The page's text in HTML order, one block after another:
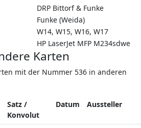
DRP Bittorf & Funke
Funke (Weida)
W14 W15 W16 W17
HP LaserJet MFP M234sdwe
Karten
mit der Nummer 536 in anderen
Satz /
Konvolut
Datum Aussteller